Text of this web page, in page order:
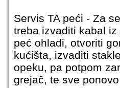
Servis TA peći - Za
treba izvaditi kabal
peć ohladi, otvoriti
kućišta, izvaditi
opeku, pa potpom
grejač, te sve